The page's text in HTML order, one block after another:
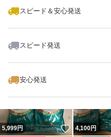
スピード＆安心発送
スピード発送
安心発送
5,999円 いいね！
4,100円